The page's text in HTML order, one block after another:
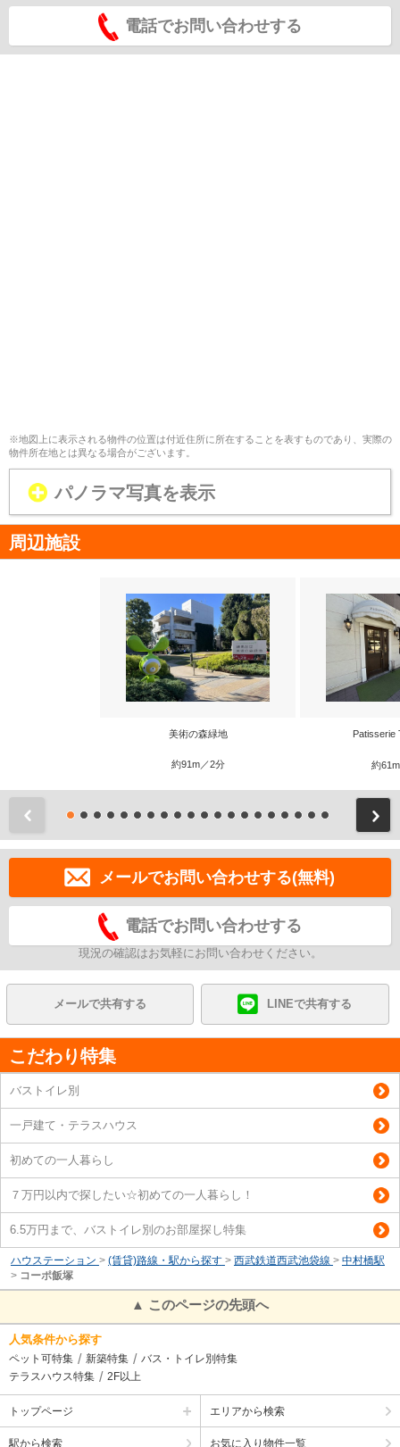
電話でお問い合わせする
※地図上に表示される物件の位置は付近住所に所在することを表すものであり、実際の
物件所在地とは異なる場合がございます。
パノラマ写真を表示
周辺施設
美術の森緑地
約91m／2分
Patisserie
約
メールでお問い合わせする(無料)
電話でお問い合わせする
現況の確認はお気軽にお問い合わせください。
メールで共有する LINEで共有する
こだわり特集
バストイレ別
一戸建て・テラスハウス
初めての一人暮らし
７万円以内で探したい☆初めての一人暮らし！
6.5万円まで、バストイレ別のお部屋探し特集
ハウステーション > (賃貸)路線・駅から探す > 西武鉄道西武池袋線 > 中村橋駅
> コーポ飯塚
▲ このページの先頭へ
人気条件から探す
ペット可特集 新築特集
バス・トイレ別特集
テラスハウス特集
2F以上
トップページ エリアから検索
駅から検索 お気に入り物件一覧